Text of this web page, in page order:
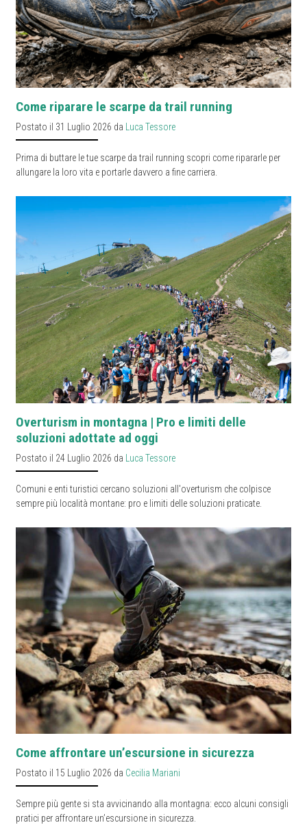
Come riparare le scarpe da trail running
Postato il 31 Luglio 2026 da Luca Tessore
Prima di buttare le tue scarpe da trail running scopri come ripararle per
allungare la loro vita e portarle davvero a fine carriera.
Overturism in montagna | Pro e limiti delle
soluzioni adottate ad oggi
Postato il 24 Luglio 2026 da Luca Tessore
Comuni e enti turistici cercano soluzioni all'overturism che colpisce
sempre più località montane: pro e limiti delle soluzioni praticate.
Come affrontare un’escursione in sicurezza
Postato il 15 Luglio 2026 da Cecilia Mariani
Sempre più gente si sta avvicinando alla montagna: ecco alcuni consigli
pratici per affrontare un’escursione in sicurezza.